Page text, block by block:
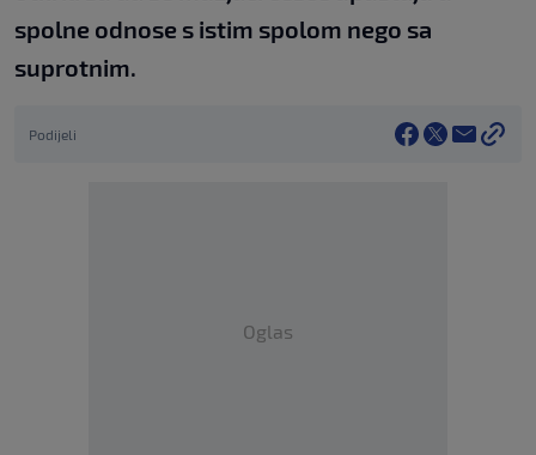
spolne odnose s istim spolom nego sa
suprotnim.
Podijeli
Oglas